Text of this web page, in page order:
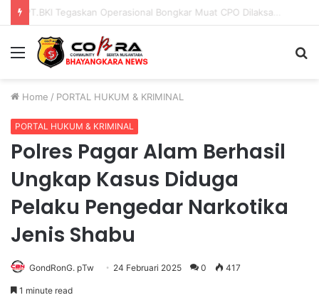
Menu
Home / PORTAL HUKUM & KRIMINAL
PORTAL HUKUM & KRIMINAL
Polres Pagar Alam Berhasil
Ungkap Kasus Diduga
Pelaku Pengedar Narkotika
Jenis Shabu
GondRonG. pTw 24 Februari 2025 0 417
1 minute read